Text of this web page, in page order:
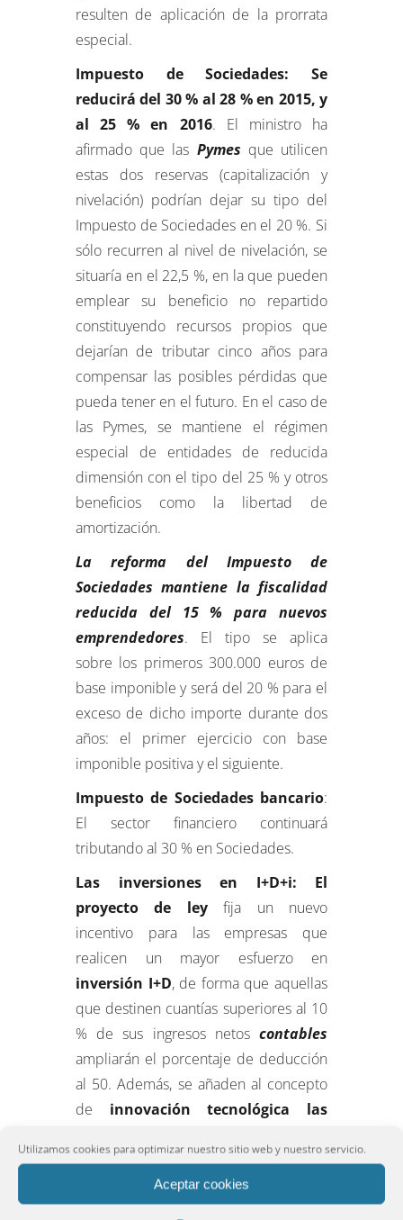
Utilizamos cookies para optimizar nuestro sitio web y nuestro servicio.
Aceptar cookies
resulten de aplicación de la prorrata
especial.
Impuesto de Sociedades: Se
reducirá del 30 % al 28 % en 2015, y
al 25 % en 2016. El ministro ha
afirmado que las Pymes que utilicen
estas dos reservas (capitalización y
nivelación) podrían dejar su tipo del
Impuesto de Sociedades en el 20 %. Si
sólo recurren al nivel de nivelación, se
situaría en el 22,5 %, en la que pueden
emplear su beneficio no repartido
constituyendo recursos propios que
dejarían de tributar cinco años para
compensar las posibles pérdidas que
pueda tener en el futuro. En el caso de
las Pymes, se mantiene el régimen
especial de entidades de reducida
dimensión con el tipo del 25 % y otros
beneficios como la libertad de
amortización.
La reforma del Impuesto de
Sociedades mantiene la fiscalidad
reducida del 15 % para nuevos
emprendedores. El tipo se aplica
sobre los primeros 300.000 euros de
base imponible y será del 20 % para el
exceso de dicho importe durante dos
años: el primer ejercicio con base
imponible positiva y el siguiente.
Impuesto de Sociedades bancario:
El sector financiero continuará
tributando al 30 % en Sociedades.
Las inversiones en I+D+i: El
proyecto de leyfija un nuevo
incentivo para las empresas que
realicen un mayor esfuerzo en
inversión I+D, de forma que aquellas
que destinen cuantías superiores al 10
% de sus ingresos netos contables
ampliarán el porcentaje de deducción
al 50. Además, se añaden al concepto
de innovación tecnológica las
demostración inicial oproyectos
piloto de animación y videojuegos
Eldesarrollo de estosproyectos